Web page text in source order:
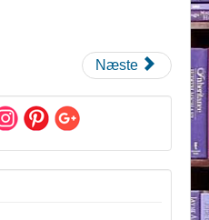
Næste